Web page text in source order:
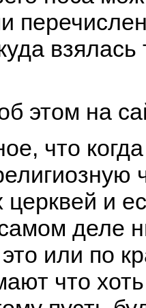
этом на
что
церквей и
деле
или по
что